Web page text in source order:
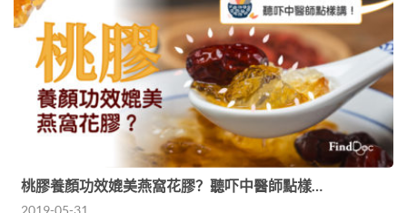
桃膠養顏功效媲美燕窩花膠？聽吓中醫師點樣…
2019-05-31